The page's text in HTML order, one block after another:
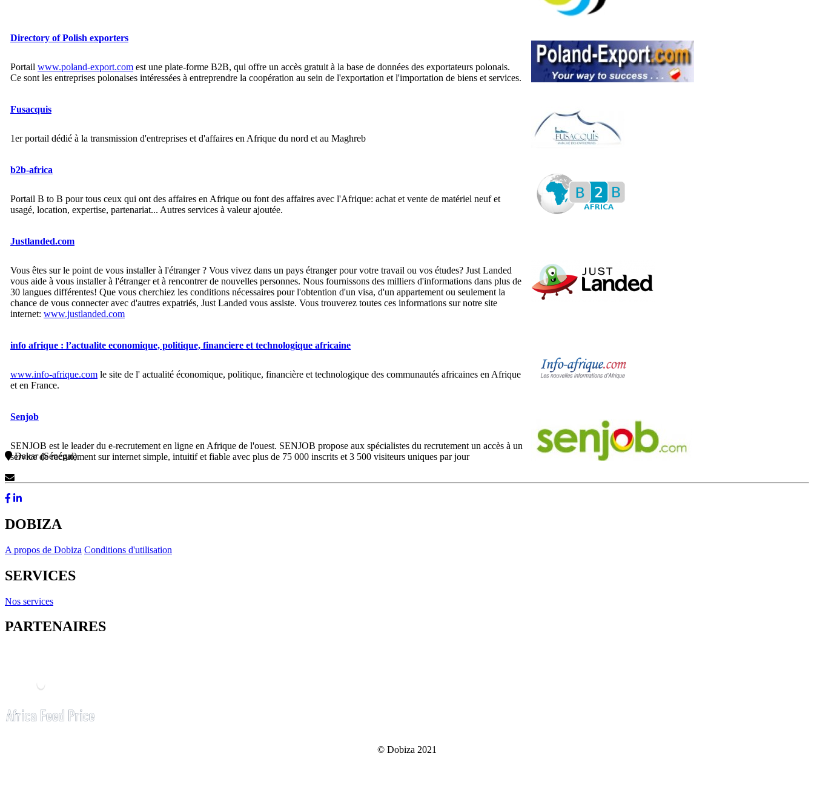
Directory of Polish exporters
Portail www.poland-export.com est une plate-forme B2B, qui offre un accès gratuit à la base de données des exportateurs polonais.
Ce sont les entreprises polonaises intéressées à entreprendre la coopération au sein de l'exportation et l'importation de biens et services.
Fusacquis
1er portail dédié à la transmission d'entreprises et d'affaires en Afrique du nord et au Maghreb
b2b-africa
Portail B to B pour tous ceux qui ont des affaires en Afrique ou font des affaires avec l'Afrique: achat et vente de matériel neuf et
usagé, location, expertise, partenariat... Autres services à valeur ajoutée.
Justlanded.com
Vous êtes sur le point de vous installer à l'étranger ? Vous vivez dans un pays étranger pour votre travail ou vos études? Just Landed
vous aide à vous installer à l'étranger et à rencontrer de nouvelles personnes. Nous fournissons des milliers d'informations dans plus de
30 langues différentes! Que vous cherchiez les conditions nécessaires pour l'obtention d'un visa, d'un appartement ou seulement la
chance de vous connecter avec d'autres expatriés, Just Landed vous assiste. Vous trouverez toutes ces informations sur notre site
internet: www.justlanded.com​
info afrique : l’actualite economique, politique, financiere et technologique africaine
www.info-afrique.com le site de l' actualité économique, politique, financière et technologique des communautés africaines en Afrique
et en France.
Senjob
SENJOB est le leader du e-recrutement en ligne en Afrique de l'ouest. SENJOB propose aux spécialistes du recrutement un accès à un
service de recrutement sur internet simple, intuitif et fiable avec plus de 75 000 inscrits et 3 500 visiteurs uniques par jour
Dakar (Sénégal)
DOBIZA
A propos de Dobiza Conditions d'utilisation
SERVICES
Nos services
PARTENAIRES
© Dobiza 2021